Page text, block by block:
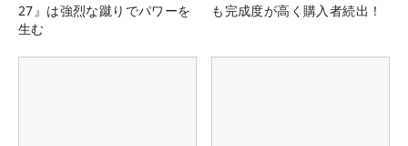
27』は強烈な蹴りでパワーを
生む
も完成度が高く購入者続出！